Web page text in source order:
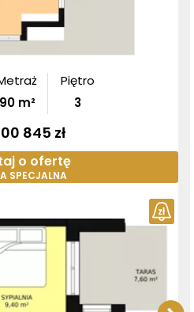
90m²
Piętro
3
845 zł
o ofertę
SPECJALNA